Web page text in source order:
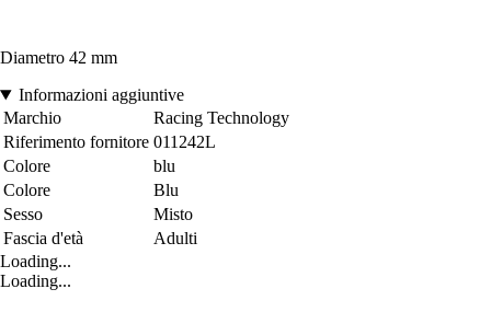
Diametro 42 mm
Informazioni aggiuntive
Marchio
Racing Technology
Riferimento fornitore 011242L
Colore
blu
Colore
Blu
Sesso
Misto
Fascia d'età
Adulti
Loading...
Loading...